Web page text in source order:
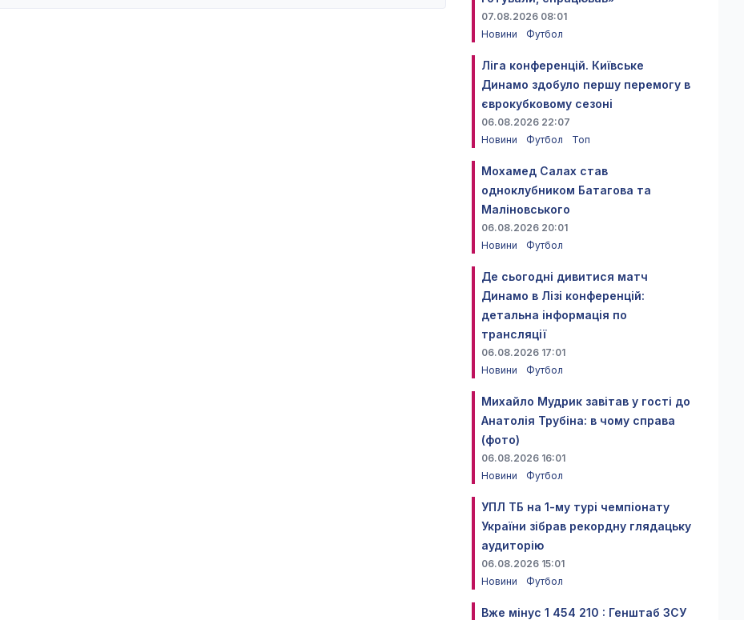
07.08.2026 08:01
Новини
Футбол
Ліга конференцій. Київське
Динамо здобуло першу перемогу в
єврокубковому сезоні
06.08.2026 22:07
Новини
Футбол Топ
Мохамед Салах став
одноклубником Батагова та
Маліновського
06.08.2026 20:01
Новини
Футбол
Де сьогодні дивитися матч
Динамо в Лізі конференцій:
детальна інформація по
трансляції
06.08.2026 17:01
Новини
Футбол
Михайло Мудрик завітав у гості до
Анатолія Трубіна: в чому справа
(фото)
06.08.2026 16:01
Новини
Футбол
УПЛ ТБ на 1-му турі чемпіонату
України зібрав рекордну глядацьку
аудиторію
06.08.2026 15:01
Новини
Футбол
Вже мінус 1 454 210 : Генштаб ЗСУ